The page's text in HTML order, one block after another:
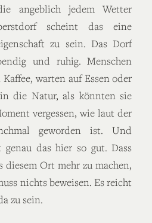
angeblich jedem Wetter
scheint das eine
zu sein. Das Dorf
und ruhig. Menschen
warten auf Essen oder
die Natur, als könnten sie
vergessen, wie laut der
geworden ist. Und
das hier so gut. Dass
diesem Ort mehr zu machen,
nichts beweisen. Es reicht
zu sein.